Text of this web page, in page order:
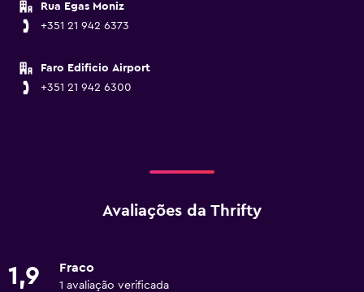
Rua Egas Moniz
+351 21 942 6373
Faro Edificio Airport
+351 21 942 6300
Avaliações da Thrifty
1,9 Fraco
1 avaliação verificada